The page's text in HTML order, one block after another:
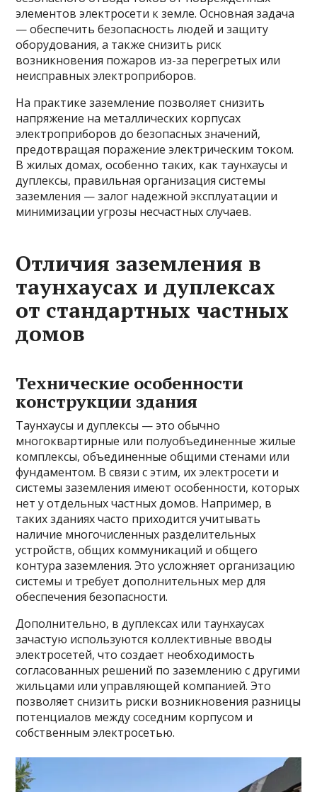
элементов электросети к земле. Основная задача
— обеспечить безопасность людей и защиту
оборудования, а также снизить риск
возникновения пожаров из-за перегретых или
неисправных электроприборов.
На практике заземление позволяет снизить
напряжение на металлических корпусах
электроприборов до безопасных значений,
предотвращая поражение электрическим током.
В жилых домах, особенно таких, как таунхаусы и
дуплексы, правильная организация системы
заземления — залог надежной эксплуатации и
минимизации угрозы несчастных случаев.
Отличия заземления в
таунхаусах и дуплексах
от стандартных частных
домов
Технические особенности
конструкции здания
Таунхаусы и дуплексы — это обычно
многоквартирные или полуобъединенные жилые
комплексы, объединенные общими стенами или
фундаментом. В связи с этим, их электросети и
системы заземления имеют особенности, которых
нет у отдельных частных домов. Например, в
таких зданиях часто приходится учитывать
наличие многочисленных разделительных
устройств, общих коммуникаций и общего
контура заземления. Это усложняет организацию
системы и требует дополнительных мер для
обеспечения безопасности.
Дополнительно, в дуплексах или таунхаусах
зачастую используются коллективные вводы
электросетей, что создает необходимость
согласованных решений по заземлению с другими
жильцами или управляющей компанией. Это
позволяет снизить риски возникновения разницы
потенциалов между соседним корпусом и
собственным электросетью.